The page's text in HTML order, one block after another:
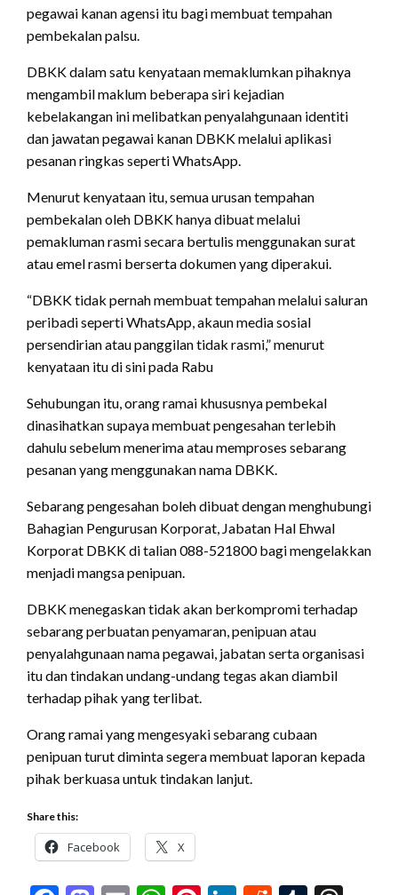
pegawai kanan agensi itu bagi membuat tempahan
pembekalan palsu.
DBKK dalam satu kenyataan memaklumkan pihaknya
mengambil maklum beberapa siri kejadian
kebelakangan ini melibatkan penyalahgunaan identiti
dan jawatan pegawai kanan DBKK melalui aplikasi
pesanan ringkas seperti WhatsApp.
Menurut kenyataan itu, semua urusan tempahan
pembekalan oleh DBKK hanya dibuat melalui
pemakluman rasmi secara bertulis menggunakan surat
atau emel rasmi berserta dokumen yang diperakui.
“DBKK tidak pernah membuat tempahan melalui saluran
peribadi seperti WhatsApp, akaun media sosial
persendirian atau panggilan tidak rasmi,” menurut
kenyataan itu di sini pada Rabu
Sehubungan itu, orang ramai khususnya pembekal
dinasihatkan supaya membuat pengesahan terlebih
dahulu sebelum menerima atau memproses sebarang
pesanan yang menggunakan nama DBKK.
Sebarang pengesahan boleh dibuat dengan menghubungi
Bahagian Pengurusan Korporat, Jabatan Hal Ehwal
Korporat DBKK di talian 088-521800 bagi mengelakkan
menjadi mangsa penipuan.
DBKK menegaskan tidak akan berkompromi terhadap
sebarang perbuatan penyamaran, penipuan atau
penyalahgunaan nama pegawai, jabatan serta organisasi
itu dan tindakan undang-undang tegas akan diambil
terhadap pihak yang terlibat.
Orang ramai yang mengesyaki sebarang cubaan
penipuan turut diminta segera membuat laporan kepada
pihak berkuasa untuk tindakan lanjut.
Share this:
Facebook X